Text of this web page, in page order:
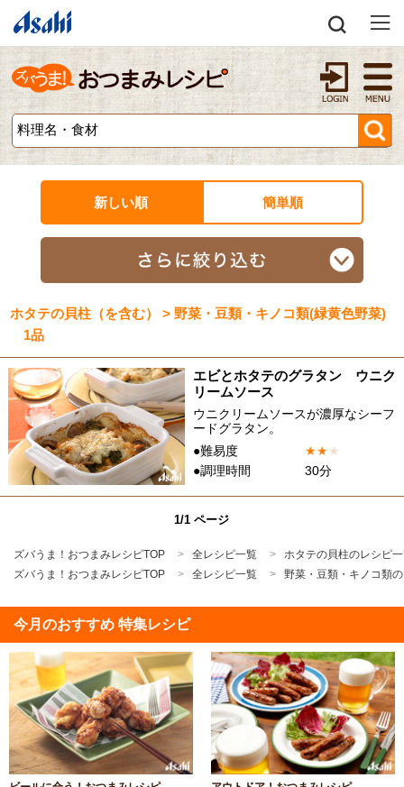
新しい順 簡単順
ホタテの貝柱（を含む） > 野菜・豆類・キノコ類(緑黄色野菜)
1品
エビとホタテのグラタン ウニク
リームソース
ウニクリームソースが濃厚なシーフ
ードグラタン。
●難易度
★★★
●調理時間
30分
1/1 ページ
ズバうま！おつまみレシピTOP 全レシピ一覧
ホタテの貝柱のレシピ
ズバうま！おつまみレシピTOP
全レシピ一覧 野菜・豆類・キノコ類
今月のおすすめ 特集レシピ